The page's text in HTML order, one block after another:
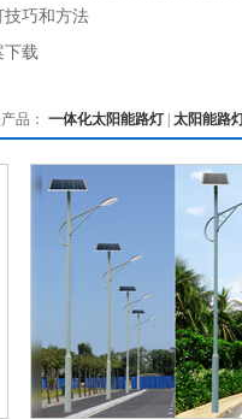
技巧和方法
下载
： 一体化太阳能路灯| 太阳能路